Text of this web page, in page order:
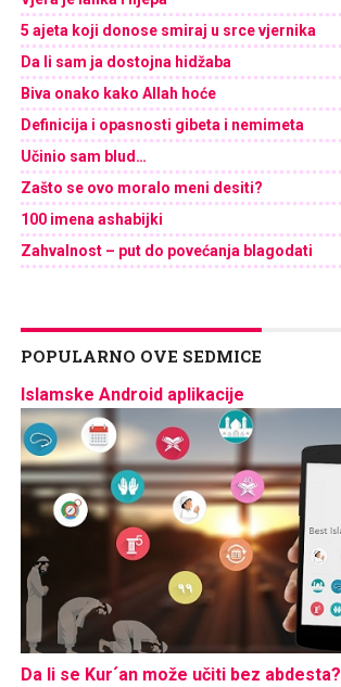
5 ajeta koji donose smiraj u srce vjernika
Da li sam ja dostojna hidžaba
Biva onako kako Allah hoće
Definicija i opasnosti gibeta i nemimeta
Učinio sam blud…
Zašto se ovo moralo meni desiti?
100 imena ashabijki
Zahvalnost – put do povećanja blagodati
POPULARNO OVE SEDMICE
Islamske Android aplikacije
Da li se Kur´an može učiti bez abdesta?